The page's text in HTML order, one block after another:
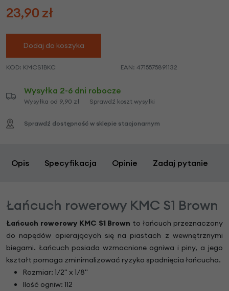
23,90 zł
Dodaj do koszyka
KOD: KMCS1BKC EAN: 4715575891132
Wysyłka 2-6 dni robocze
Wysyłka od 9,90 zł Sprawdź koszt wysyłki
Sprawdź dostępność w sklepie stacjonarnym
Opis Specyfikacja Opinie Zadaj pytanie
Łańcuch rowerowy KMC S1 Brown
Łańcuch rowerowy KMC S1 Brown to łańcuch przeznaczony
do napędów opierających się na piastach z wewnętrznymi
biegami. Łańcuch posiada wzmocnione ogniwa i piny, a jego
kształt pomaga zminimalizować ryzyko spadnięcia łańcucha.
Rozmiar: 1/2" x 1/8"
Ilość ogniw: 112